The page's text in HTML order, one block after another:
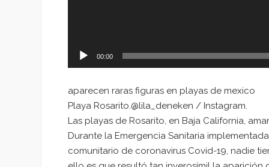
00:00
aparecen raras figuras en playas de mexico
Playa Rosarito.@lila_deneken / Instagram.
Las playas de Rosarito, en Baja California,
Durante la Emergencia Sanitaria
comunitario de coronavirus Covid-19, nadie